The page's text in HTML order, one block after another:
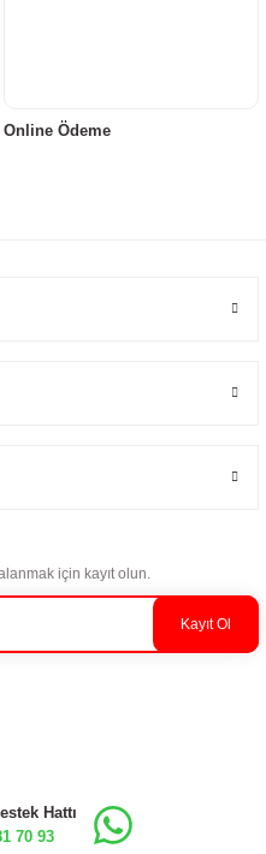
Online Ödeme
için kayıt olun.
Kayıt Ol
Hattı
70 93